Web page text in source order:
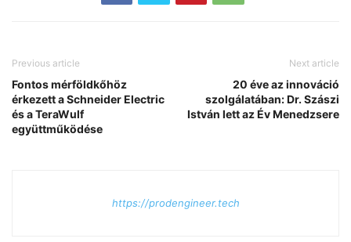
Previous article
Fontos mérföldkőhöz
érkezett a Schneider Electric
és a TeraWulf
együttműködése
Next article
20 éve az innováció
szolgálatában: Dr. Szászi
István lett az Év Menedzsere
https://prodengineer.tech